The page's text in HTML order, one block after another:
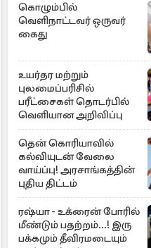
கொழும்பில்
வெளிநாட்டவர் ஒருவர்
கைது
உயர்தர மற்றும்
புலமைப்பரிசில்
பரீட்சைகள் தொடர்பில்
வெளியான அறிவிப்பு
தென் கொரியாவில்
கல்வியுடன் வேலை
வாய்ப்பு! அரசாங்கத்தின்
புதிய திட்டம்
ரஷ்யா - உக்ரைன் போரில்
மீண்டும் பதற்றம்...! இரு
பக்கமும் தீவிரமடையும்